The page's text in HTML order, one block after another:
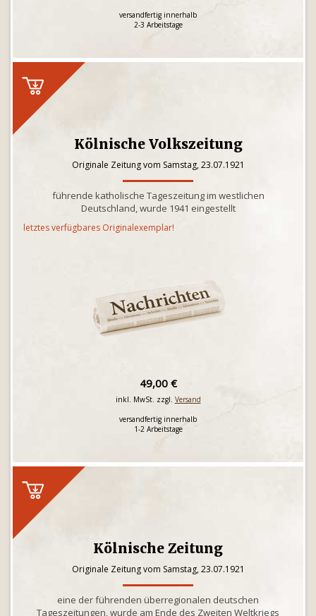
versandfertig innerhalb
2-3 Arbeitstage
Kölnische Volkszeitung
Originale Zeitung vom Samstag, 23.07.1921
führende katholische Tageszeitung im westlichen
Deutschland, wurde 1941 eingestellt
letztes verfügbares Originalexemplar!
49,00 €
inkl. MwSt. zzgl. Versand
versandfertig innerhalb
1-2 Arbeitstage
Kölnische Zeitung
Originale Zeitung vom Samstag, 23.07.1921
eine der führenden überregionalen deutschen
Tageszeitungen, wurde am Ende des Zweiten Weltkriegs